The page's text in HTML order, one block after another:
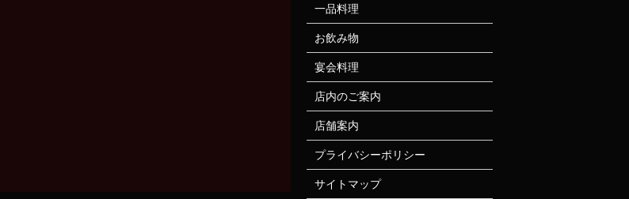
一品料理
お飲み物
宴会料理
店内のご案内
店舗案内
プライバシーポリシー
サイトマップ